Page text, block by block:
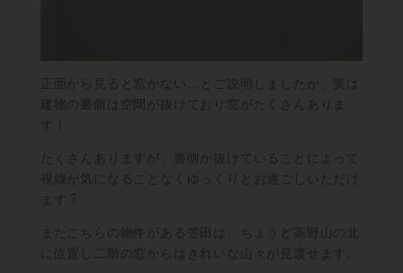
正面から見ると窓がない…とご説明しましたが、実は
建物の裏側は空間が抜けており窓がたくさんありま
す！
たくさんありますが、裏側が抜けていることによって
視線が気になることなくゆっくりとお過ごしいただけ
ます
またこちらの物件がある笠田は、ちょうど高野山の北
に位置し二階の窓からはきれいな山々が見渡せます。